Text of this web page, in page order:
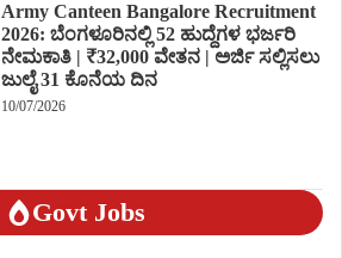
Army Canteen Bangalore Recruitment
2026: ಬೆಂಗಳೂರಿನಲ್ಲಿ 52 ಹುದ್ದೆಗಳ ಭರ್ಜರಿ
ನೇಮಕಾತಿ | ₹32,000 ವೇತನ | ಅರ್ಜಿ ಸಲ್ಲಿಸಲು
ಜುಲೈ 31 ಕೊನೆಯ ದಿನ
10/07/2026
Govt Jobs